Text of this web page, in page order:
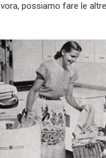
possiamo fare le